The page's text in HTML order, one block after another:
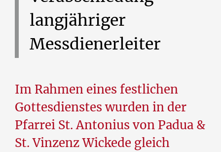
langjähriger
Messdienerleiter
Im Rahmen eines festlichen
Gottesdienstes wurden in der
Pfarrei St. Antonius von Padua &
St. Vinzenz Wickede gleich